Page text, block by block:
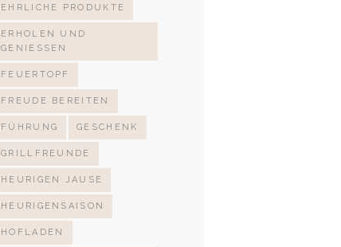
EHRLICHE PRODUKTE
ERHOLEN UND
GENIESSEN
FEUERTOPF
FREUDE BEREITEN
FÜHRUNG GESCHENK
GRILLFREUNDE
HEURIGEN JAUSE
HEURIGENSAISON
HOFLADEN